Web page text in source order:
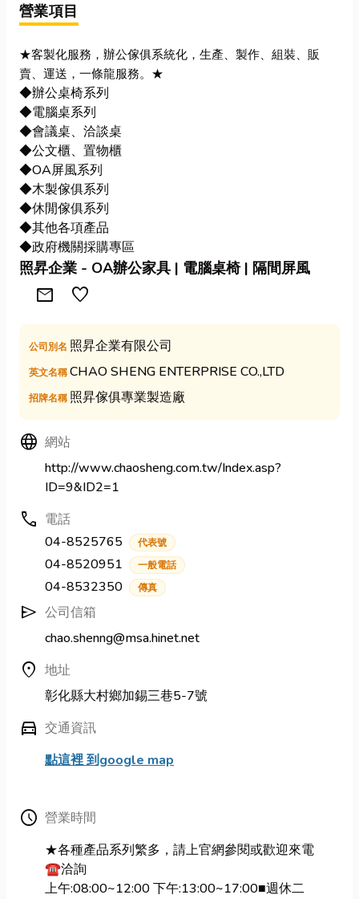
營業項目
★客製化服務，辦公傢俱系統化，生產、製作、組裝、販
賣、運送，一條龍服務。 ★
◆辦公桌椅系列
◆電腦桌系列
◆會議桌、洽談桌
◆公文櫃、置物櫃
◆OA屏風系列
◆木製傢俱系列
◆休閒傢俱系列
◆其他各項產品
◆政府機關採購專區
照昇企業 - OA辦公家具 | 電腦桌椅 | 隔間屏風
Mail favorite
公司別名 照昇企業有限公司
英文名稱CHAO SHENG ENTERPRISE CO.,LTD
招牌名稱 照昇傢俱專業製造廠
Language 網站
http://www.chaosheng.com.tw/Index.asp?
ID=9&ID2=1
call 電話
04-8525765
代表號
04-8520951 一般電話
04-8532350 傳真
send 公司信箱
chao.shenng@msa.hinet.net
location_on 地址
彰化縣大村鄉加錫三巷5-7號
directions_car 交通資訊
點這裡 到google map
Schedule 營業時間
★各種產品系列繁多，請上官網參閱或歡迎來電
☎️洽詢
上午:08:00~12:00 下午:13:00~17:00■週休二